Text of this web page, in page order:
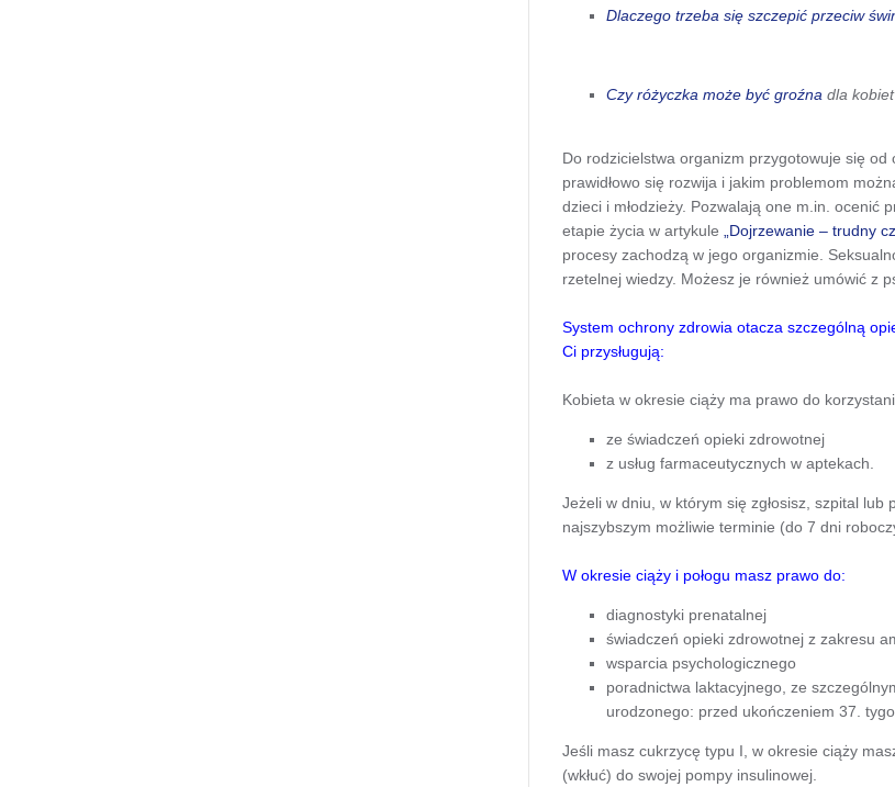
Dlaczego trzeba się szczepić przeciw
Czy różyczka może być groźna dla
Do rodzicielstwa organizm przygotowuje się
prawidłowo się rozwija i jakim problemom
dzieci i młodzieży. Pozwalają one m.in. ocenić
etapie życia w artykule
„Dojrzewanie – trudny
procesy zachodzą w jego organizmie.
rzetelnej wiedzy. Możesz je również umówić z
System ochrony zdrowia otacza szczególną
Ci przysługują:
Kobieta w okresie ciąży ma prawo do
ze świadczeń opieki zdrowotnej
z usług farmaceutycznych w aptekach.
Jeżeli w dniu, w którym się zgłosisz, szpital
najszybszym możliwie terminie (do 7 dni
W okresie ciąży i połogu masz prawo do:
diagnostyki prenatalnej
świadczeń opieki zdrowotnej z zakresu
wsparcia psychologicznego
poradnictwa laktacyjnego, ze
urodzonego: przed ukończeniem 37.
Jeśli masz cukrzycę typu I, w okresie ciąży
(wkłuć) do swojej pompy insulinowej.